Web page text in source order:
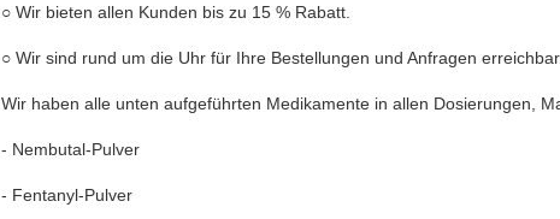
○ Wir bieten allen Kunden bis zu 15 % Rabatt.
○ Wir sind rund um die Uhr für Ihre Bestellungen und Anfragen erreichbar.
Wir haben alle unten aufgeführten Medikamente in allen Dosierungen,
- Nembutal-Pulver
- Fentanyl-Pulver